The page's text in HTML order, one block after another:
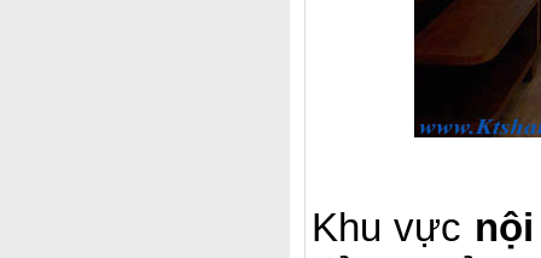
Khu vực